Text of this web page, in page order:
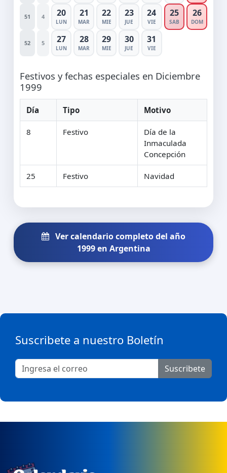
51 4 20
LUN
21
MAR
22
MIE
23
JUE
24
VIE
25
SAB
26
DOM
52 5 27
LUN
28
MAR
29
MIE
30
JUE
31
VIE
Festivos y fechas especiales en Diciembre
1999
Día Tipo Motivo
8 Festivo
Día de la
Inmaculada
Concepción
25 Festivo Navidad
Ver calendario completo del año
1999 en Argentina
Suscribete a nuestro Boletín
Suscribete